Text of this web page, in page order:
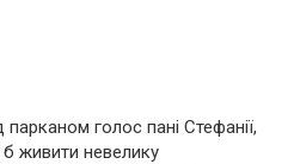
голос пані Стефанії,
б живити невелику